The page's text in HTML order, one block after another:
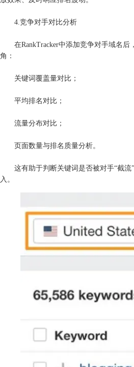
4.竞争对手对比分析
在RankTracker中添加竞争对手域名后
角：
关键词覆盖量对比；
平均排名对比；
流量分布对比；
页面数量与排名质量分析。
这有助于判断关键词是否被对手“截流
入。